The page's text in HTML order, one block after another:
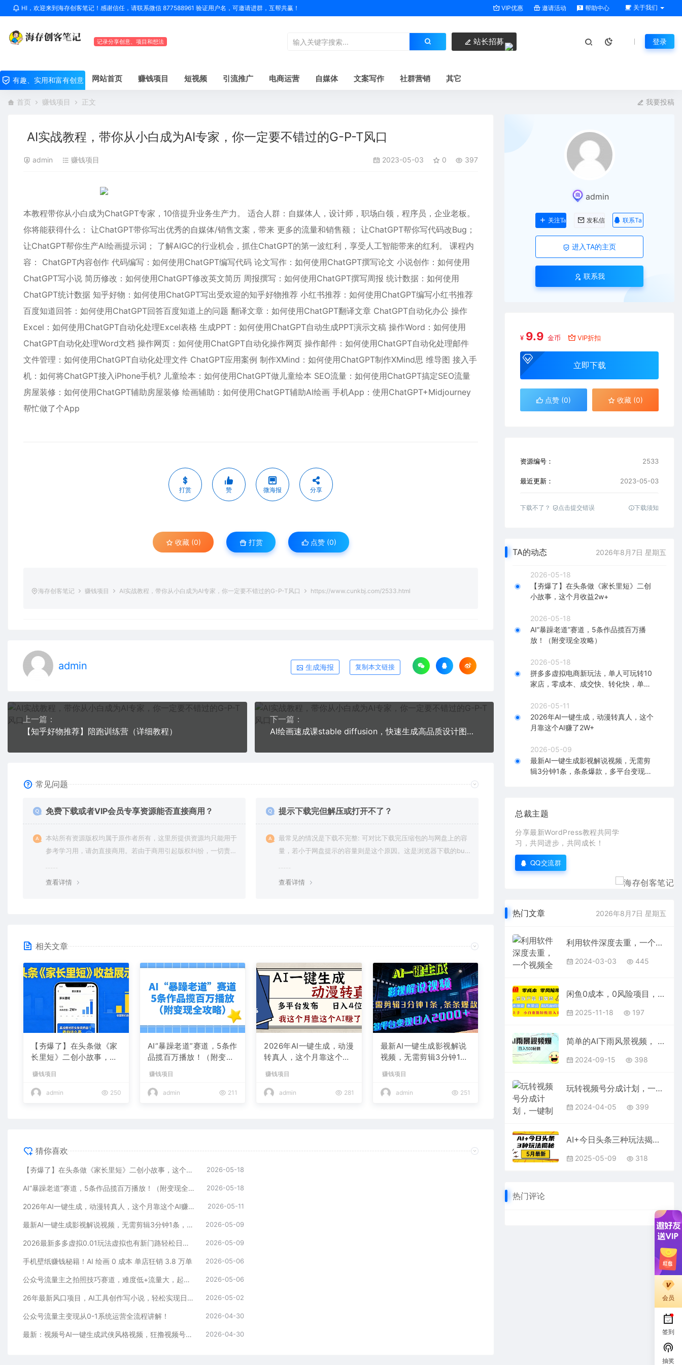
HI，欢迎来到海存创客笔记！感谢信任，请联系微信 877588961 验证用户名，可邀请进群，互帮共赢！ VIP优惠 邀请活动 帮助中心 关于我们
记录分享创意、项目和想法 站长招募 登录
有趣、实用和富有创意 网站首页 赚钱项目 短视频 引流推广 电商运营 自媒体 文案写作 社群营销 其它
首页 赚钱项目 正文 我要投稿
AI实战教程，带你从小白成为AI专家，你一定要不错过的G-P-T风口
admin 赚钱项目 2023-05-03 0 397
本教程带你从小白成为ChatGPT专家，10倍提升业务生产力。 适合人群：自媒体人，设计师，职场白领，程序员，企业老板。
你将能获得什么： 让ChatGPT带你写出优秀的自媒体/销售文案，带来 更多的流量和销售额； 让ChatGPT帮你写代码改Bug；
让ChatGPT帮你生产Al绘画提示词； 了解AIGC的行业机会，抓住ChatGPT的第一波红利，享受人工智能带来的红利。 课程内
容： ChatGPT内容创作 代码编写：如何使用ChatGPT编写代码 论文写作：如何使用ChatGPT撰写论文 小说创作：如何使用
ChatGPT写小说 简历修改：如何使用ChatGPT修改英文简历 周报撰写：如何使用ChatGPT撰写周报 统计数据：如何使用
ChatGPT统计数据 知乎好物：如何使用ChatGPT写出受欢迎的知乎好物推荐 小红书推荐：如何使用ChatGPT编写小红书推荐
百度知道回答：如何使用ChatGPT回答百度知道上的问题 翻译文章：如何使用ChatGPT翻译文章 ChatGPT自动化办公 操作
Excel：如何使用ChatGPT自动化处理Excel表格 生成PPT：如何使用ChatGPT自动生成PPT演示文稿 操作Word：如何使用
ChatGPT自动化处理Word文档 操作网页：如何使用ChatGPT自动化操作网页 操作邮件：如何使用ChatGPT自动化处理邮件
文件管理：如何使用ChatGPT自动化处理文件 ChatGPT应用案例 制作XMind：如何使用ChatGPT制作XMind思 维导图 接入手
机：如何将ChatGPT接入iPhone手机? 儿童绘本：如何使用ChatGPT做儿童绘本 SEO流量：如何使用ChatGPT搞定SEO流量
房屋装修：如何使用ChatGPT辅助房屋装修 绘画辅助：如何使用ChatGPT辅助Al绘画 手机App：使用ChatGPT+Midjourney
帮忙做了个App
打赏 赞 微海报 分享
收藏 (0) 打赏 点赞 (0)
海存创客笔记 赚钱项目 AI实战教程，带你从小白成为AI专家，你一定要不错过的G-P-T风口 https://www.cunkbj.com/2533.html
admin 生成海报 复制本文链接
上一篇：
【知乎好物推荐】陪跑训练营（详细教程）
下一篇：
AI绘画速成课stable diffusion，快速生成高品质设计图稿、B端设计3D图标
常见问题
免费下载或者VIP会员专享资源能否直接商用？
本站所有资源版权均属于原作者所有，这里所提供资源均只能用于
参考学习用，请勿直接商用。若由于商用引起版权纠纷，一切责任
查看详情
提示下载完但解压或打开不了？
最常见的情况是下载不完整: 可对比下载完压缩包的与网盘上的容
量，若小于网盘提示的容量则是这个原因。这是浏览器下载的bu
查看详情
相关文章
【夯爆了】在头条做《家
长里短》二创小故事，这
赚钱项目
admin 250
AI“暴躁老道”赛道，5条作
品揽百万播放！（附变现
赚钱项目
admin 211
2026年AI一键生成，动漫
转真人，这个月靠这个AI
赚钱项目
admin 281
最新AI一键生成影视解说
视频，无需剪辑3分钟1
现日入2000+
赚钱项目
admin 251
猜你喜欢
【夯爆了】在头条做《家长里短》二创小故事，这个月收益2w+ 2026-05-18
AI“暴躁老道”赛道，5条作品揽百万播放！（附变现全攻略） 2026-05-18
2026年AI一键生成，动漫转真人，这个月靠这个AI赚了2W+ 2026-05-11
最新AI一键生成影视解说视频，无需剪辑3分钟1条，条条爆款，多平台变现日入2000+ 2026-05-09
2026最新多多虚拟0.01玩法虚拟也有新门路轻松日入2500! 2026-05-09
手机壁纸赚钱秘籍！AI 绘画 0 成本 单店狂销 3.8 万单 2026-05-06
公众号流量主之拍照技巧赛道，难度低+流量大，起号第一篇就爆了10w阅读！ 2026-05-06
26年最新风口项目，AI工具创作写小说，轻松实现日入1000+ 2026-05-02
公众号流量主变现从0-1系统运营全流程讲解！ 2026-04-30
最新：视频号AI一键生成武侠风格视频，狂撸视频号分成收益，学完轻松日入1000+ 2026-04-30
admin
关注Ta 发私信 联系Ta
进入TA的主页
联系我
¥ 9.9 金币 VIP折扣
立即下载
点赞 (0) 收藏 (0)
资源编号： 2533
最近更新： 2023-05-03
下载不了？ 点击提交错误 下载须知
TA的动态 2026年8月7日 星期五
2026-05-18
【夯爆了】在头条做《家长里短》二创
小故事，这个月收益2w+
2026-05-18
AI“暴躁老道”赛道，5条作品揽百万播
放！（附变现全攻略）
2026-05-18
拼多多虚拟电商新玩法，单人可玩转10
家店，零成本、成交快、转化快，单店
2026-05-11
2026年AI一键生成，动漫转真人，这个
月靠这个AI赚了2W+
2026-05-09
最新AI一键生成影视解说视频，无需剪
辑3分钟1条，条条爆款，多平台变现日
总裁主题
分享最新WordPress教程共同学
习，共同进步，共同成长！
QQ交流群
热门文章 2026年8月7日 星期五
利用软件深度去重，一个视频全网分发，可过中视频计划，无脑搬运月入1W+
2024-03-03 445
闲鱼0成本，0风险项目， 简单易上手，小白也能轻松日入1000+！
2025-11-18 197
简单的AI下雨风景视频， 一条视频播放量10万+，手把手教你制作，日入500+
2024-09-15 398
玩转视频号分成计划，一键制作AI原创视频掘金，单号轻松日入500+小白也…
2024-04-05 399
AI+今日头条三种玩法揭秘，2025年5月最新，照搬流程次日见收益
2025-05-09 318
热门评论
会员
签到
抽奖